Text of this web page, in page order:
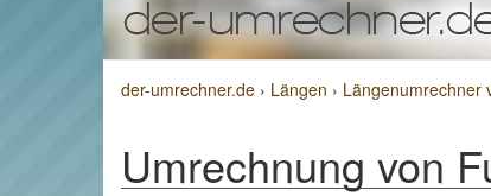
der-umrechner.de › Längen › Längenumrechner
Umrechnung von